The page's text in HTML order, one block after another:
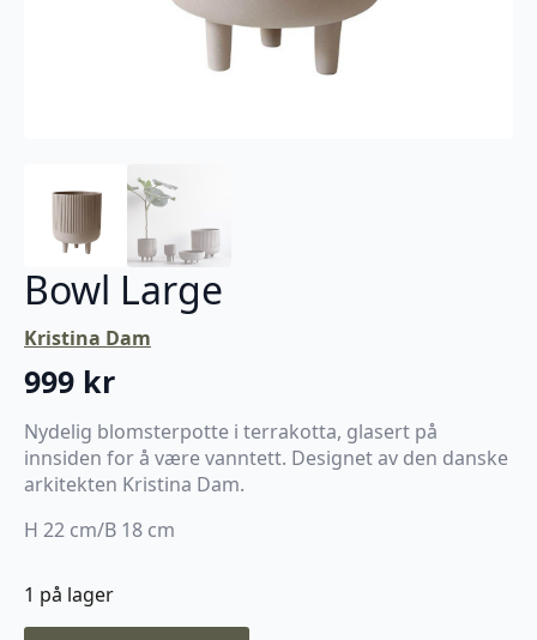
Bowl Large
Kristina Dam
999 kr
Nydelig blomsterpotte i terrakotta, glasert på
innsiden for å være vanntett. Designet av den danske
arkitekten Kristina Dam.
H 22 cm/B 18 cm
1 på lager